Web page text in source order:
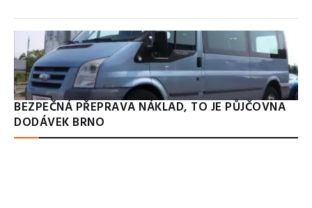
BEZPEČNÁ PŘEPRAVA NÁKLAD, TO JE PŮJČOVNA
DODÁVEK BRNO